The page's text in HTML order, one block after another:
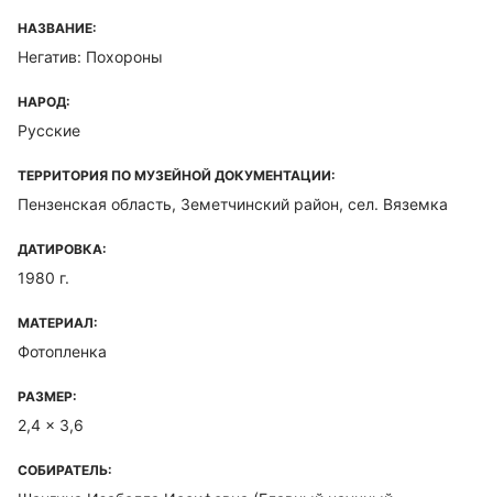
НАЗВАНИЕ:
Негатив: Похороны
НАРОД:
Русские
ТЕРРИТОРИЯ ПО МУЗЕЙНОЙ ДОКУМЕНТАЦИИ:
Пензенская область, Земетчинский район, сел. Вяземка
ДАТИРОВКА:
1980 г.
МАТЕРИАЛ:
Фотопленка
РАЗМЕР:
2,4 x 3,6
СОБИРАТЕЛЬ: